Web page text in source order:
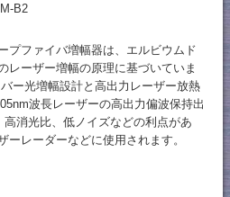
B2
プファイバ増幅器は、エルビウムド
レーザー増幅の原理に基づいていま
ー光増幅設計と高出力レーザー放熱
波長レーザーの高出力偏波保持出
消光比、低ノイズなどの利点があ
ーレーダーなどに使用されます。